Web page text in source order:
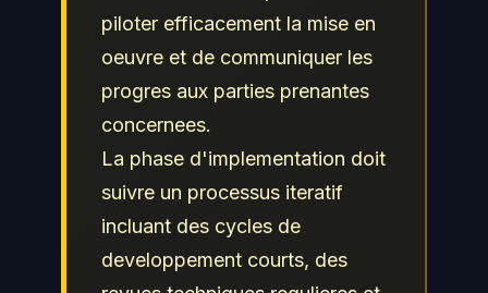
piloter efficacement la mise en
oeuvre et de communiquer les
progres aux parties prenantes
concernees.
La phase d'implementation doit
suivre un processus iteratif
incluant des cycles de
developpement courts, des